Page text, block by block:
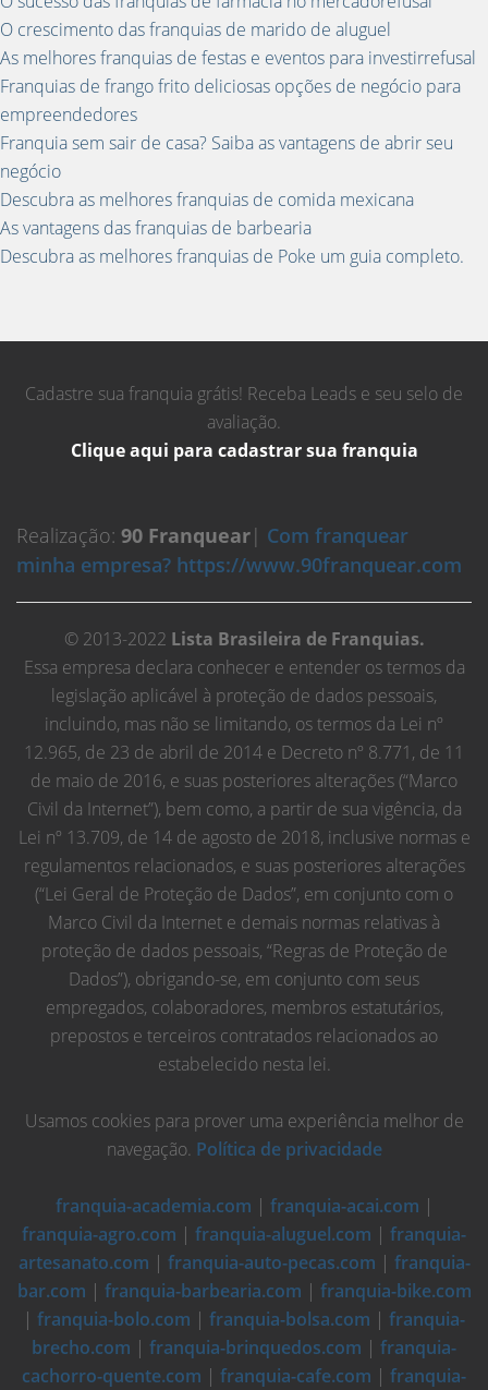
O crescimento das franquias de marido de aluguel
As melhores franquias de festas e eventos para investirrefusal
Franquias de frango frito deliciosas opções de negócio para
empreendedores
Franquia sem sair de casa? Saiba as vantagens de abrir seu
negócio
Descubra as melhores franquias de comida mexicana
As vantagens das franquias de barbearia
Descubra as melhores franquias de Poke um guia completo.
Cadastre sua franquia grátis! Receba Leads e seu selo de
avaliação.
Clique aqui para cadastrar sua franquia
Realização: 90 Franquear| Com franquear
minha empresa? https://www.90franquear.com
© 2013-2022 Lista Brasileira de Franquias.
Essa empresa declara conhecer e entender os termos da
legislação aplicável à proteção de dados pessoais,
incluindo, mas não se limitando, os termos da Lei nº
12.965, de 23 de abril de 2014 e Decreto nº 8.771, de 11
de maio de 2016, e suas posteriores alterações (“Marco
Civil da Internet”), bem como, a partir de sua vigência, da
Lei nº 13.709, de 14 de agosto de 2018, inclusive normas e
regulamentos relacionados, e suas posteriores alterações
(“Lei Geral de Proteção de Dados”, em conjunto com o
Marco Civil da Internet e demais normas relativas à
proteção de dados pessoais, “Regras de Proteção de
Dados”), obrigando-se, em conjunto com seus
empregados, colaboradores, membros estatutários,
prepostos e terceiros contratados relacionados ao
estabelecido nesta lei.
Usamos cookies para prover uma experiência melhor de
navegação. Política de privacidade
franquia-academia.com | franquia-acai.com |
franquia-agro.com | franquia-aluguel.com | franquia-
artesanato.com | franquia-auto-pecas.com | franquia-
bar.com | franquia-barbearia.com | franquia-bike.com
| franquia-bolo.com | franquia-bolsa.com | franquia-
brecho.com | franquia-brinquedos.com | franquia-
cachorro-quente.com | franquia-cafe.com | franquia-